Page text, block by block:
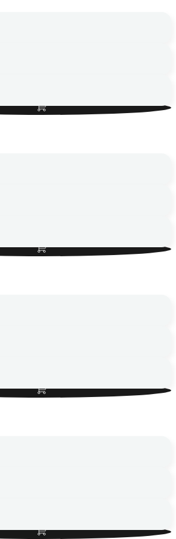
Instax Mini Spray Art 10 снимков
Instax Mini Blue Frame 10 снимков
Instax Mini Confetti 10 снимков
Mini Mermaid Tail 10 снимков